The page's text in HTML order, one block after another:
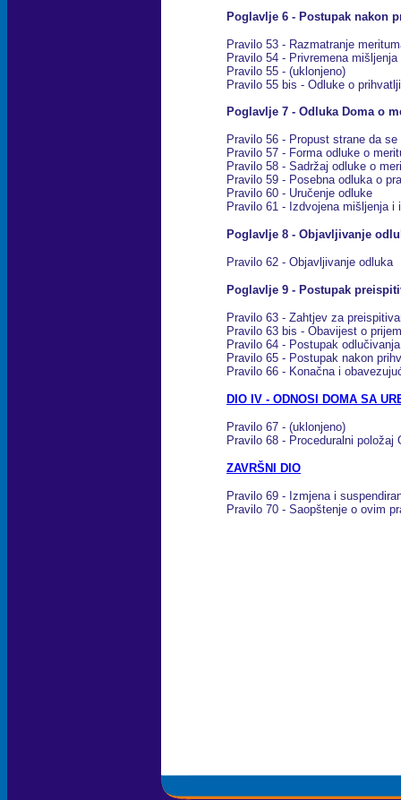
Poglavlje 6 - Postupak nakon
Pravilo 53 - Razmatranje
Pravilo 54 - Privremena mišljenja
Pravilo 55 - (uklonjeno)
Pravilo 55 bis - Odluke o
Poglavlje 7 - Odluka Doma o
Pravilo 56 - Propust strane da
Pravilo 57 - Forma odluke o
Pravilo 58 - Sadržaj odluke o
Pravilo 59 - Posebna odluka o
Pravilo 60 - Uručenje odluke
Pravilo 61 - Izdvojena mišljenja i
Poglavlje 8 - Objavljivanje
Pravilo 62 - Objavljivanje odluka
Poglavlje 9 - Postupak
Pravilo 63 - Zahtjev za
Pravilo 63 bis - Obavijest o
Pravilo 64 - Postupak
Pravilo 65 - Postupak nakon
Pravilo 66 - Konačna i
DIO IV - ODNOSI DOMA SA
Pravilo 67 - (uklonjeno)
Pravilo 68 - Proceduralni položaj
ZAVRŠNI DIO
Pravilo 69 - Izmjena i
Pravilo 70 - Saopštenje o ovim